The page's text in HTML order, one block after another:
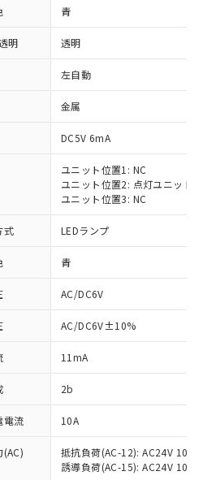
青
明 透明
左自動
金属
DC5V 6mA
ユニット位置1: NC
ユニット位置2: 点灯ユニット
ユニット位置3: NC
式 LEDランプ
青
AC/DC6V
AC/DC6V±10%
11mA
2b
電流 10A
(AC)
抵抗負荷(AC-12): AC24V 10A/
誘導負荷(AC-15): AC24V
いただき、同意のうえ
、当社制御機器事業取扱
庫状況および標準価格
せていただくもので
事業取扱商品の中には、
指令（10物質）の
品が提供可能な商品で
指令（10物質）の非含
切り替える予定のある
RoHS指令（10物質）の
品で、対応品を出す予
指令（10物質）の
調査中または確認中の
ス料など無形物で、有
ない商品です。
り、非含有部品として
料含有率が中国RoHSの
とを示します。
料含有率が中国RoHSの